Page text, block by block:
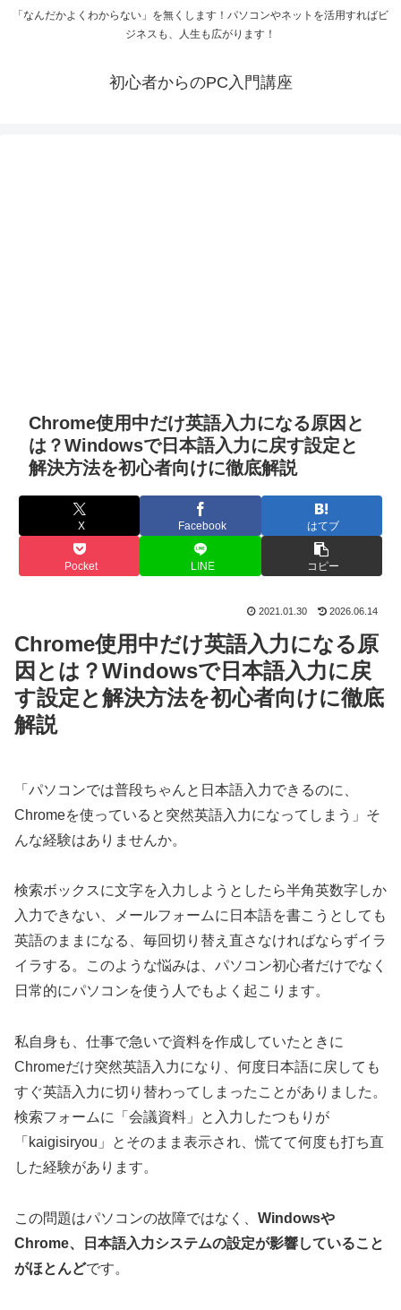
「なんだかよくわからない」を無くします！パソコンやネットを活用すればビ
ジネスも、人生も広がります！
初心者からのPC入門講座
Chrome使用中だけ英語入力になる原因と
は？Windowsで日本語入力に戻す設定と
解決方法を初心者向けに徹底解説
X Facebook はてブ
Pocket LINE コピー
2021.01.30 2026.06.14
Chrome使用中だけ英語入力になる原
因とは？Windowsで日本語入力に戻
す設定と解決方法を初心者向けに徹底
解説
「パソコンでは普段ちゃんと日本語入力できるのに、
Chromeを使っていると突然英語入力になってしまう」そ
んな経験はありませんか。
検索ボックスに文字を入力しようとしたら半角英数字しか
入力できない、メールフォームに日本語を書こうとしても
英語のままになる、毎回切り替え直さなければならずイラ
イラする。このような悩みは、パソコン初心者だけでなく
日常的にパソコンを使う人でもよく起こります。
私自身も、仕事で急いで資料を作成していたときに
Chromeだけ突然英語入力になり、何度日本語に戻しても
すぐ英語入力に切り替わってしまったことがありました。
検索フォームに「会議資料」と入力したつもりが
「kaigisiryou」とそのまま表示され、慌てて何度も打ち直
した経験があります。
この問題はパソコンの故障ではなく、 Windowsや
Chrome、日本語入力システムの設定が影響していること
がほとんどです。